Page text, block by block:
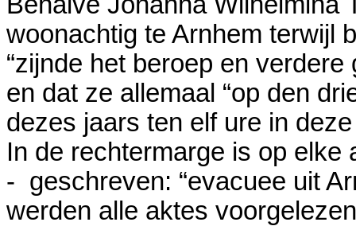
woonachtig te Arnhem terwijl
“zijnde het beroep en
en dat ze allemaal “op den
dezes jaars ten elf ure in
In de rechtermarge is op
- geschreven: “evacuee uit
werden alle aktes